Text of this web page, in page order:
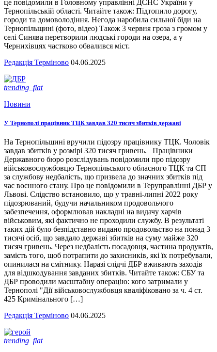
це повідомили в Головному управлінні ДСНС України у
Тернопільській області. Читайте також: Підтопило дорогу,
городи та домоволодіння. Негода наробила сильної біди на
Тернопільщині (фото, відео) Також 3 червня гроза з громом у
селі Синява перетворили людські городи на озера, а у
Чернихівцях частково обвалився міст.
Редакція Терміново 04.06.2025
trending_flat
Новини
У Тернополі працівник ТЦК завдав 320 тисяч збитків державі
На Тернопільщині вручили підозру працівнику ТЦК. Чоловік
завдав збитків у розмірі 320 тисяч гривень. Працівники
Державного бюро розслідувань повідомили про підозру
військовослужбовцю Тернопільського обласного ТЦК та СП
за службову недбалість, що призвела до значних збитків під
час воєнного стану. Про це повідомили в Теруправлінні ДБР у
Львові. Слідство встановило, що у травні-липні 2022 року
підозрюваний, будучи начальником продовольчого
забезпечення, оформлював накладні на видачу харчів
військовим, які фактично не проходили службу. В результаті
таких дій було безпідставно видано продовольство на понад 3
тисячі осіб, що завдало державі збитків на суму майже 320
тисяч гривень. Через недбалість посадовця, частина продуктів,
замість того, щоб потрапити до захисників, які їх потребували,
опинилася на смітнику. Наразі слідчі ДБР вживають заходів
для відшкодування завданих збитків. Читайте також: СБУ та
ДБР проводили масштабну операцію: кого затримали у
Тернополі "Дії військовослужбовця кваліфіковано за ч. 4 ст.
425 Кримінального […]
Редакція Терміново 04.06.2025
trending_flat